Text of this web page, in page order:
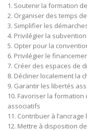
1. Soutenir la formation
2. Organiser des temps
3. Simplifier les
4. Privilégier la
5. Opter pour la
6. Privilégier le
7. Créer des espaces de
8. Décliner localement la
9. Garantir les libertés
10. Favoriser la
associatifs
11. Contribuer à
12. Mettre à disposition